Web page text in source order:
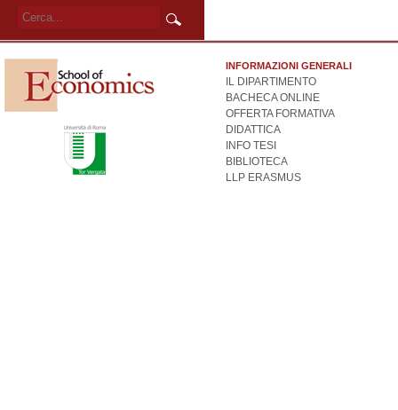
INFORMAZIONI GENERALI
IL DIPARTIMENTO
BACHECA ONLINE
OFFERTA FORMATIVA
DIDATTICA
INFO TESI
BIBLIOTECA
LLP ERASMUS